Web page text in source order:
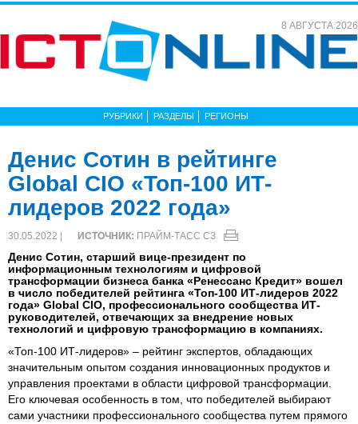
8 АВГУСТА 2026
РУБРИКИ РАЗДЕЛЫ РЕГИОНЫ
Денис Сотин в рейтинге
Global CIO «Топ-100 ИТ-
лидеров 2022 года»
30.05.2022 | ИСТОЧНИК: ПРАЙМ-ТАСС СЗ
Денис Сотин, старший вице-президент по
информационным технологиям и цифровой
трансформации бизнеса банка «Ренессанс Кредит» вошел
в число победителей рейтинга «Топ-100 ИТ-лидеров 2022
года» Global CIO, профессионального сообщества ИТ-
руководителей, отвечающих за внедрение новых
технологий и цифровую трансформацию в компаниях.
«Топ-100 ИТ-лидеров» – рейтинг экспертов, обладающих
значительным опытом создания инновационных продуктов и
управления проектами в области цифровой трансформации.
Его ключевая особенность в том, что победителей выбирают
сами участники профессионального сообщества путем прямого